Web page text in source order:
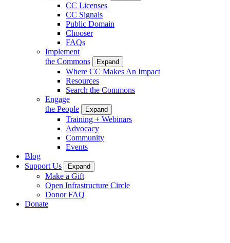
CC Licenses
CC Signals
Public Domain
Chooser
FAQs
Implement
the Commons
Expand
Where CC Makes An Impact
Resources
Search the Commons
Engage
the People
Expand
Training + Webinars
Advocacy
Community
Events
Blog
Support Us
Expand
Make a Gift
Open Infrastructure Circle
Donor FAQ
Donate